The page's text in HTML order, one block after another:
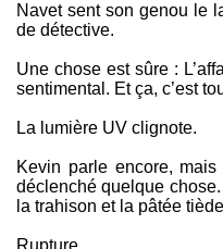
Navet sent son genou le
de détective.
Une chose est sûre :
sentimental. Et ça, c’est
La lumière UV clignote.
Kevin parle encore,
déclenché quelque
la trahison et la pâtée